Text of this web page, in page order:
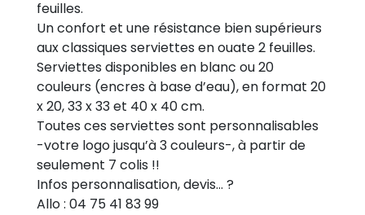
feuilles.
Un confort et une résistance bien supérieurs
aux classiques serviettes en ouate 2 feuilles.
Serviettes disponibles en blanc ou 20
couleurs (encres à base d’eau), en format 20
x 20, 33 x 33 et 40 x 40 cm.
Toutes ces serviettes sont personnalisables
-votre logo jusqu’à 3 couleurs-, à partir de
seulement 7 colis !!
Infos personnalisation, devis… ?
Allo : 04 75 41 83 99